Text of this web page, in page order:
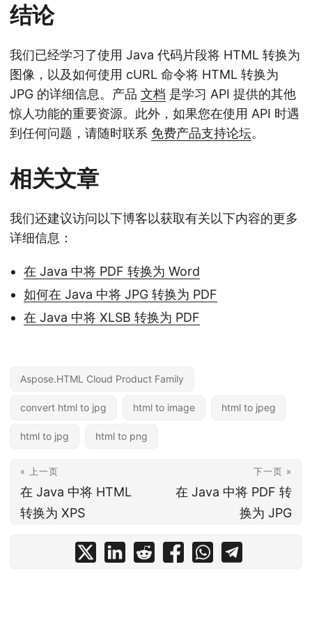
结论
我们已经学习了使用 Java 代码片段将 HTML 转换为
图像，以及如何使用 cURL 命令将 HTML 转换为
JPG 的详细信息。产品 文档 是学习 API 提供的其他
惊人功能的重要资源。此外，如果您在使用 API 时遇
到任何问题，请随时联系 免费产品支持论坛。
相关文章
我们还建议访问以下博客以获取有关以下内容的更多
详细信息：
在 Java 中将 PDF 转换为 Word
如何在 Java 中将 JPG 转换为 PDF
在 Java 中将 XLSB 转换为 PDF
Aspose.HTML Cloud Product Family
convert html to jpg html to image html to jpeg
html to jpg html to png
« 上一页
在 Java 中将 HTML
转换为 XPS
下一页 »
在 Java 中将 PDF 转
换为 JPG